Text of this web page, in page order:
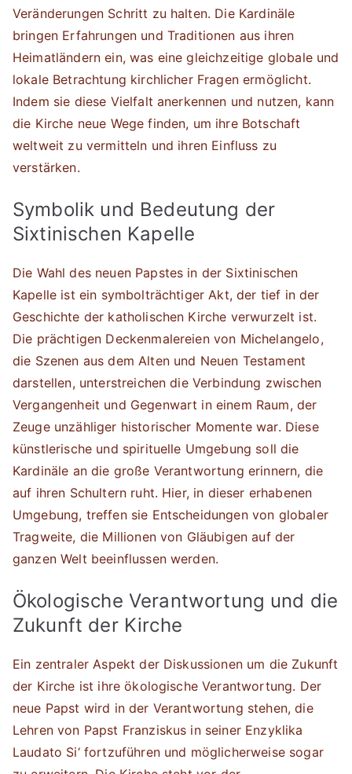
Veränderungen Schritt zu halten. Die Kardinäle
bringen Erfahrungen und Traditionen aus ihren
Heimatländern ein, was eine gleichzeitige globale und
lokale Betrachtung kirchlicher Fragen ermöglicht.
Indem sie diese Vielfalt anerkennen und nutzen, kann
die Kirche neue Wege finden, um ihre Botschaft
weltweit zu vermitteln und ihren Einfluss zu
verstärken.
Symbolik und Bedeutung der
Sixtinischen Kapelle
Die Wahl des neuen Papstes in der Sixtinischen
Kapelle ist ein symbolträchtiger Akt, der tief in der
Geschichte der katholischen Kirche verwurzelt ist.
Die prächtigen Deckenmalereien von Michelangelo,
die Szenen aus dem Alten und Neuen Testament
darstellen, unterstreichen die Verbindung zwischen
Vergangenheit und Gegenwart in einem Raum, der
Zeuge unzähliger historischer Momente war. Diese
künstlerische und spirituelle Umgebung soll die
Kardinäle an die große Verantwortung erinnern, die
auf ihren Schultern ruht. Hier, in dieser erhabenen
Umgebung, treffen sie Entscheidungen von globaler
Tragweite, die Millionen von Gläubigen auf der
ganzen Welt beeinflussen werden.
Ökologische Verantwortung und die
Zukunft der Kirche
Ein zentraler Aspekt der Diskussionen um die Zukunft
der Kirche ist ihre ökologische Verantwortung. Der
neue Papst wird in der Verantwortung stehen, die
Lehren von Papst Franziskus in seiner Enzyklika
Laudato Si‘ fortzuführen und möglicherweise sogar